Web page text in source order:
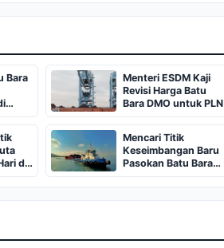
Bara
Menteri ESDM Kaji
Revisi Harga Batu
Bara DMO untuk PLN
di
Mencari Titik
Keseimbangan Baru
Pasokan Batu Bara
untuk PLTU
Jeranjang